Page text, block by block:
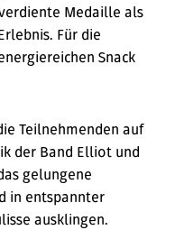
Medaille als
Für die
Snack
Teilnehmenden auf
der Band Elliot und
gelungene
in entspannter
ausklingen.